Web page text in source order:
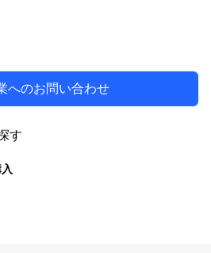
へのお問い合わせ
す